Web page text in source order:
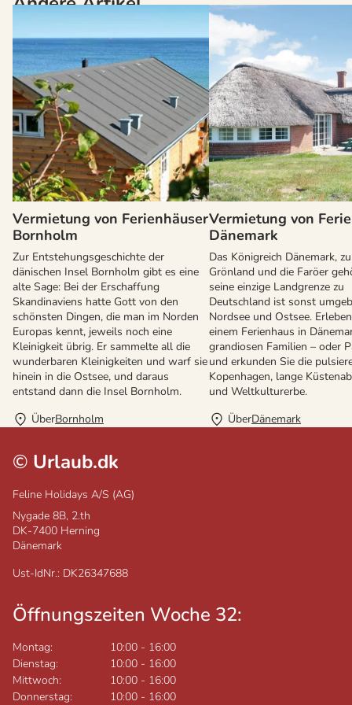
Vermietung von Ferienhäuser
Bornholm
Zur Entstehungsgeschichte der
dänischen Insel Bornholm gibt es eine
alte Sage: Bei der Erschaffung
Skandinaviens hatte Gott von den
schönsten Dingen, die man im Norden
Europas kennt, jeweils noch eine
Kleinigkeit übrig. Er sammelte all die
wunderbaren Kleinigkeiten und warf sie
hinein in die Ostsee, und daraus
entstand dann die Insel Bornholm.
ÜberBornholm
Vermietung von
Dänemark
Das Königreich Dänemark,
Grönland und die Faröer
seine einzige Landgrenze zu
Deutschland ist sonst
Nordsee und Ostsee.
einem Ferienhaus in
grandiosen Familien – oder
und erkunden Sie die
Kopenhagen, lange
und Weltkulturerbe.
ÜberDänemark
© Urlaub.dk
Feline Holidays A/S (AG)
Nygade 8B, 2.th
DK-7400 Herning
Dänemark
Ust-IdNr.: DK26347688
Öffnungszeiten Woche 32:
Montag: 10:00 - 16:00
Dienstag:
10:00 - 16:00
Mittwoch:
10:00 - 16:00
Donnerstag:
10:00 - 16:00